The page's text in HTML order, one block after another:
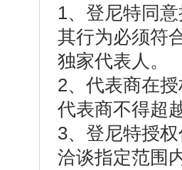
1、登尼特同
其行为必须符
独家代表人。
2、代表商在
代表商不得超
3、登尼特授
洽谈指定范围